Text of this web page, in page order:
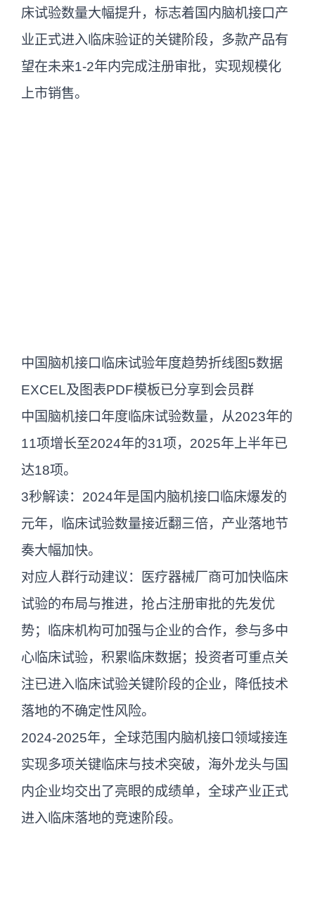
床试验数量大幅提升，标志着国内脑机接口产
业正式进入临床验证的关键阶段，多款产品有
望在未来1-2年内完成注册审批，实现规模化
上市销售。
中国脑机接口临床试验年度趋势折线图5数据
EXCEL及图表PDF模板已分享到会员群
中国脑机接口年度临床试验数量，从2023年的
11项增长至2024年的31项，2025年上半年已
达18项。
3秒解读：2024年是国内脑机接口临床爆发的
元年，临床试验数量接近翻三倍，产业落地节
奏大幅加快。
对应人群行动建议：医疗器械厂商可加快临床
试验的布局与推进，抢占注册审批的先发优
势；临床机构可加强与企业的合作，参与多中
心临床试验，积累临床数据；投资者可重点关
注已进入临床试验关键阶段的企业，降低技术
落地的不确定性风险。
2024-2025年，全球范围内脑机接口领域接连
实现多项关键临床与技术突破，海外龙头与国
内企业均交出了亮眼的成绩单，全球产业正式
进入临床落地的竞速阶段。